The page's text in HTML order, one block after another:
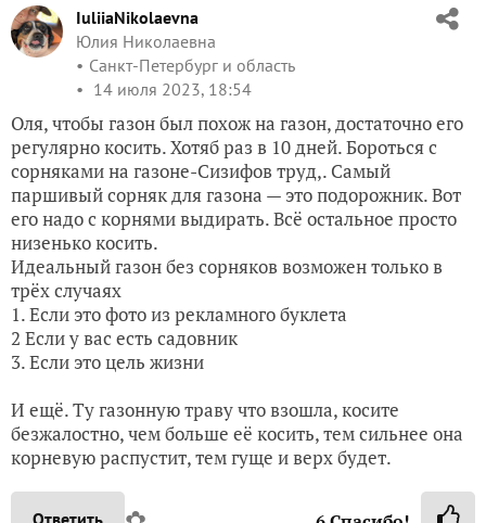
IuliiaNikolaevna
Юлия Николаевна
Санкт-Петербург и область
14 июля 2023, 18:54
Оля, чтобы газон был похож на газон, достаточно его
регулярно косить. Хотяб раз в 10 дней. Бороться с
сорняками на газоне-Сизифов труд,. Самый
паршивый сорняк для газона — это подорожник. Вот
его надо с корнями выдирать. Всё остальное просто
низенько косить.
Идеальный газон без сорняков возможен только в
трёх случаях
1. Если это фото из рекламного буклета
2 Если у вас есть садовник
3. Если это цель жизни
И ещё. Ту газонную траву что взошла, косите
безжалостно, чем больше её косить, тем сильнее она
корневую распустит, тем гуще и верх будет.
Ответить